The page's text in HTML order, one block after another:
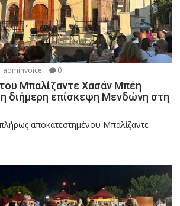
adminvoice 0
Μπαλίζαντε Χασάν Μπέη
διήμερη επίσκεψη Μενδώνη στη
αποκατεστημένου Μπαλίζαντε